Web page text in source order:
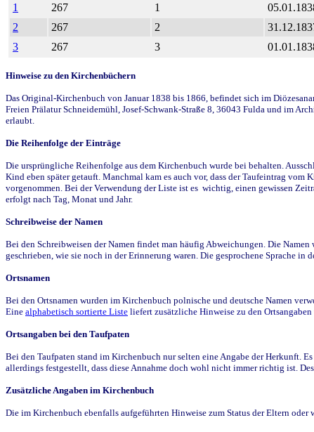
1
267 1
2
267 2
3
267 3
Hinweise zu den Kirchenbüchern
Das Original-Kirchenbuch von Januar 1838 bis 1866, befindet sich im
Freien Prälatur Schneidemühl, Josef-Schwank-Straße 8, 36043 Fulda und im
erlaubt.
Die Reihenfolge der Einträge
Die ursprüngliche Reihenfolge aus dem Kirchenbuch wurde bei behalten.
Kind eben später getauft. Manchmal kam es auch vor, dass der Taufeintrag
vorgenommen. Bei der Verwendung der Liste ist es wichtig, einen gewissen
erfolgt nach Tag, Monat und Jahr.
Schreibweise der Namen
Bei den Schreibweisen der Namen findet man häufig Abweichungen. Die
geschrieben, wie sie noch in der Erinnerung waren. Die gesprochene Sprache
Ortsnamen
Bei den Ortsnamen wurden im Kirchenbuch polnische und deutsche Namen
Eine alphabetisch sortierte Liste liefert zusätzliche Hinweise zu den
Ortsangaben bei den Taufpaten
Bei den Taufpaten stand im Kirchenbuch nur selten eine Angabe der Herkunft.
allerdings festgestellt, dass diese Annahme doch wohl nicht immer richtig ist.
Zusätzliche Angaben im Kirchenbuch
Die im Kirchenbuch ebenfalls aufgeführten Hinweise zum Status der Eltern oder